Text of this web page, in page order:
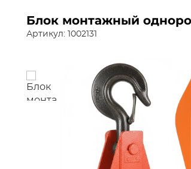
Блок монтажный
Артикул: 1002131